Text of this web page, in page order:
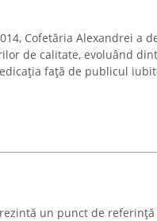
Cofetăria Alexandrei a
de calitate, evoluând
față de publicul
un punct de